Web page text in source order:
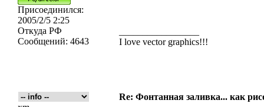
Присоединился:
2005/2/5 2:25
Откуда РФ
Сообщений: 4643
I love vector graphics!!!
Re: Фонтанная заливка... как